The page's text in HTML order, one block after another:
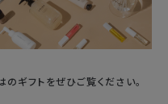
ギフトをぜひご覧ください。